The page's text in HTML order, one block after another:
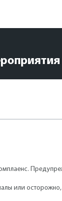
или